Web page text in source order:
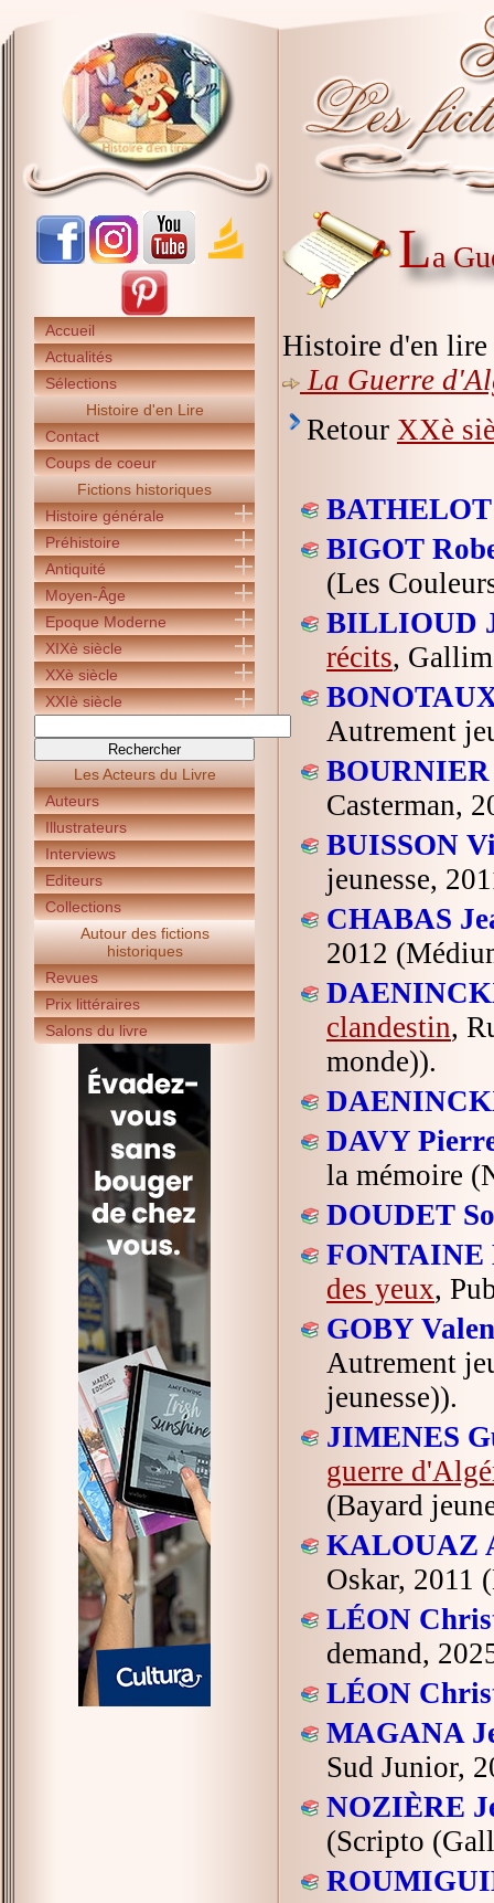
Accueil
Actualités
Sélections
Histoire d'en Lire
Contact
Coups de coeur
Fictions historiques
Histoire générale
Préhistoire
Antiquité
Moyen-Âge
Epoque Moderne
XIXè siècle
XXè siècle
XXIè siècle
Les Acteurs du Livre
Auteurs
Illustrateurs
Interviews
Editeurs
Collections
Autour des fictions
historiques
Revues
Prix littéraires
Salons du livre
La
Histoire d'en
La Guerre
Retour XXè
BIGOT
(Les
BILLIOUD
récits,
Autrement
BOURNIER
Casterman,
BUISSON
jeunesse,
CHABAS
2012
clandestin,
monde)).
DAVY
la mémoire
DOUDET
FONTAINE
des yeux,
GOBY
Autrement
jeunesse)).
JIMENES
guerre
(Bayard
KALOUAZ
Oskar, 2011
LÉON
demand,
LÉON
MAGANA
Sud Junior,
NOZIÈRE
(Scripto